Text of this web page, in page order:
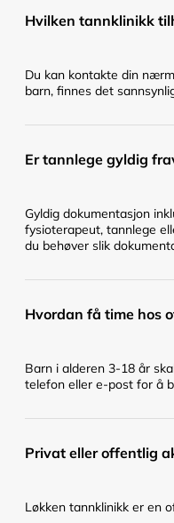
Hvilken tannklinikk
Du kan kontakte din
barn, finnes det
Er tannlege gyldig
Gyldig dokumentasjon
fysioterapeut, tannlege
du behøver slik
Hvordan få time hos
Barn i alderen 3-18 år
telefon eller e-post for å
Privat eller offentlig
Løkken tannklinikk er en